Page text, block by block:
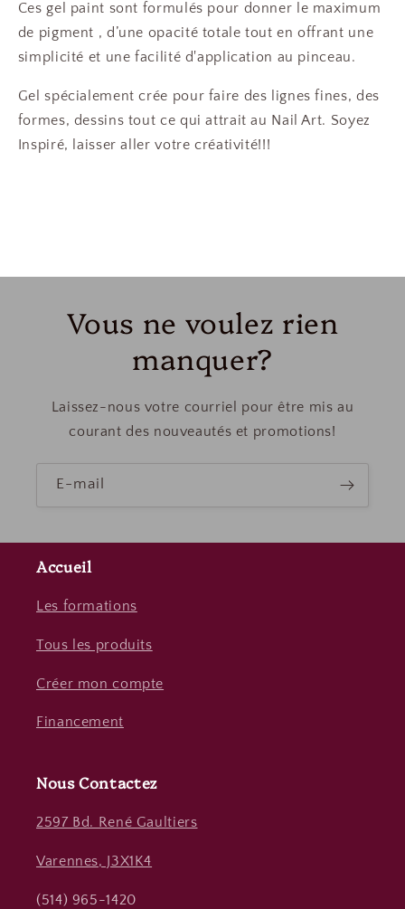
Ces gel paint sont formulés pour donner le maximum
de pigment , d’une opacité totale tout en offrant une
simplicité et une facilité d'application au pinceau.
Gel spécialement crée pour faire des lignes fines, des
formes, dessins tout ce qui attrait au Nail Art. Soyez
Inspiré, laisser aller votre créativité!!!
Vous ne voulez rien
manquer?
Laissez-nous votre courriel pour être mis au
courant des nouveautés et promotions!
E-mail
Accueil
Les formations
Tous les produits
Créer mon compte
Financement
Nous Contactez
2597 Bd. René Gaultiers
Varennes, J3X1K4
(514) 965-1420